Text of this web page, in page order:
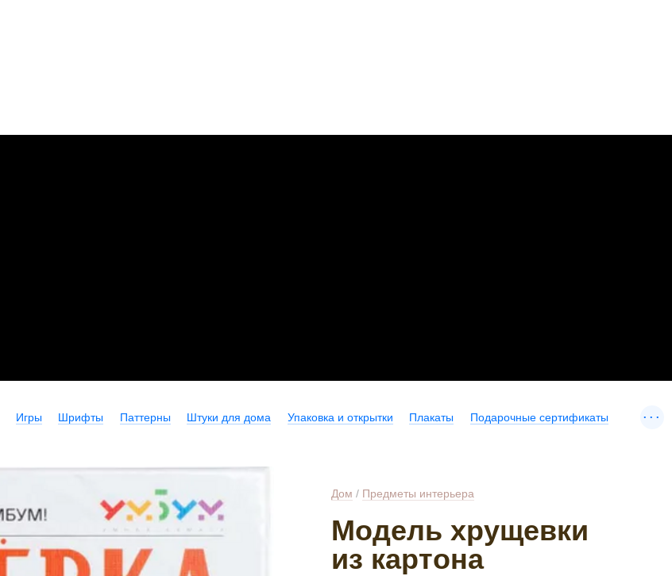
Игры Шрифты Паттерны Штуки для дома Упаковка и открытки Плакаты Подарочные сертификаты ...
Дом / Предметы интерьера
Модель хрущевки
из картона